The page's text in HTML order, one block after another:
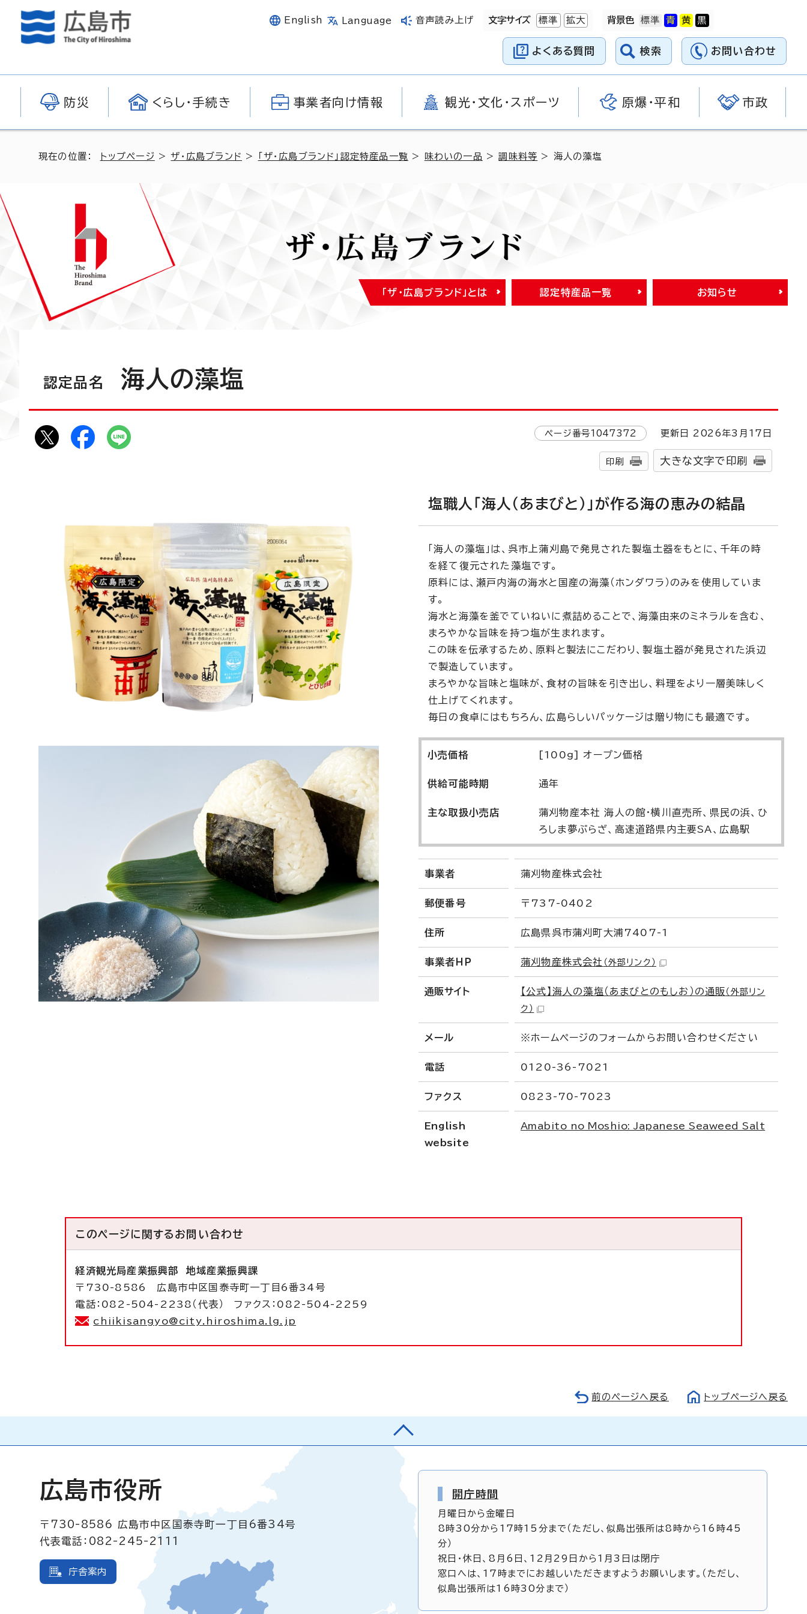
English Language 音声読み上げ 文字サイズ 標準 拡大 背景色
よくある質問 検索 お問い合わせ
防災 くらし・手続き 事業者向け情報 観光・文化・スポーツ 原爆・平和 市政
現在の位置： トップページ >ザ・広島ブランド > 「ザ・広島ブランド」認定特産品一覧 > 味わいの一品 >調味料等 > 海人の藻塩
「ザ・広島ブランド」とは 認定特産品一覧 お知らせ
認定品名 海人の藻塩
ページ番号1047372 更新日 2026年3月 17 日
印刷 大きな文字で印刷
塩職人「海人（あまびと）」が作る海の恵みの結晶
「海人の藻塩」は、呉市上蒲刈島で発見された製塩土器をもとに、千年の時
を経て復元された藻塩です。
原料には、瀬戸内海の海水と国産の海藻（ホンダワラ）のみを使用していま
す。
海水と海藻を釜でていねいに煮詰めることで、海藻由来のミネラルを含む、
まろやかな旨味を持つ塩が生まれます。
この味を伝承するため、原料と製法にこだわり、製塩土器が発見された浜辺
で製造しています。
まろやかな旨味と塩味が、食材の旨味を引き出し、料理をより一層美味しく
仕上げてくれます。
毎日の食卓にはもちろん、広島らしいパッケージは贈り物にも最適です。
小売価格 [100g] オープン価格
供給可能時期 通年
主な取扱小売店
蒲刈物産本社 海人の館・横川直売所、県民の浜、ひ
ろしま夢ぷらざ、高速道路県内主要SA、広島駅
事業者 蒲刈物産株式会社
郵便番号 〒737-0402
住所 広島県呉市蒲刈町大浦7407-1
事業者ＨＰ 蒲刈物産株式会社 （外部リンク）
通販サイト 【公式】海人の藻塩（あまびとのもしお）の通販 （外部リン
ク）
メール ※ホームページのフォームからお問い合わせください
電話 0120-36-7021
ファクス 0823-70-7023
English
website
Amabito no Moshio: Japanese Seaweed Salt
このページに関する お問い合わせ
経済観光局産業振興部 地域産業振興課
〒730-8586 広島市中区国泰寺町一丁目6番34号
電話：082-504-2238（代表） ファクス：082-504-2259
chiikisangyo@city.hiroshima.lg.jp
前のページへ戻る トップページへ戻る
広島市役所
〒730-8586
広島市中区国泰寺町一丁目6番34号
代表電話：082-245-2111
庁舎案内
開庁時間
月曜日から金曜日
8時30分から17時15分まで（ただし、似島出張所は8時から16時45
分）
祝日・休日、8月6日、12月29日から1月3日は閉庁
窓口へは、17時までにお越しいただきますようお願いします。（ただし、
似島出張所は16時30分まで）